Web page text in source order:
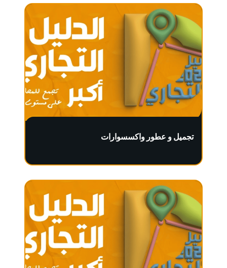
تجميل و عطور واكسسوارات